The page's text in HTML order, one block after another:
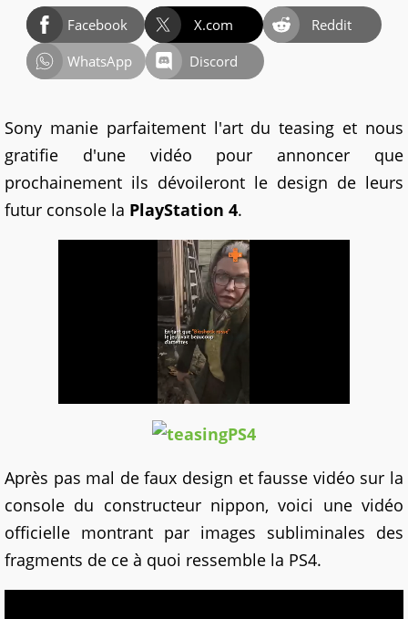
Facebook X.com
Reddit
WhatsApp
Discord
Sony manie parfaitement l'art du teasing et nous
gratifie d'une vidéo pour annoncer que
prochainement ils dévoileront le design de leurs
futur console la PlayStation 4.
Après pas mal de faux design et fausse vidéo sur la
console du constructeur nippon, voici une vidéo
officielle montrant par images subliminales des
fragments de ce à quoi ressemble la PS4.